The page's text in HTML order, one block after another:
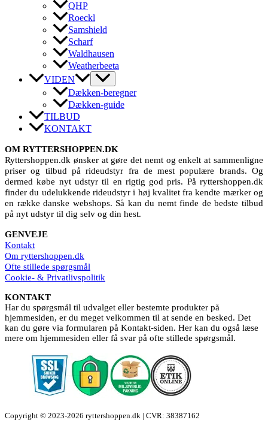
QHP
Roeckl
Samshield
Scharf
Waldhausen
Weatherbeeta
VIDEN
Dækken-beregner
Dækken-guide
TILBUD
KONTAKT
OM RYTTERSHOPPEN.DK
Ryttershoppen.dk ønsker at gøre det nemt og enkelt at sammenligne
priser og tilbud på rideudstyr fra de mest populære brands. Og
dermed købe nyt udstyr til en rigtig god pris. På ryttershoppen.dk
finder du udelukkende rideudstyr i høj kvalitet fra kendte mærker og
en række danske webshops. Så kan du nemt finde de bedste tilbud
på nyt udstyr til dig selv og din hest.
GENVEJE
Kontakt
Om ryttershoppen.dk
Ofte stillede spørgsmål
Cookie- & Privatlivspolitik
KONTAKT
Har du spørgsmål til udvalget eller bestemte produkter på
hjemmesiden, er du meget velkommen til at sende en besked. Det
kan du gøre via formularen på Kontakt-siden. Her kan du også læse
mere om hjemmesiden eller få svar på ofte stillede spørgsmål.
Copyright © 2023-2026 ryttershoppen.dk | CVR: 38387162